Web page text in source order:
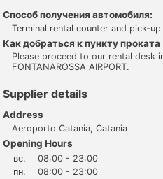
Способ получения автомобиля:
Terminal rental counter and pick-up
Как добраться к пункту проката
Please proceed to our rental desk
FONTANAROSSA AIRPORT.
Supplier details
Address
Aeroporto Catania, Catania
Opening Hours
вс.
08:00 - 23:00
пн.
08:00 - 23:00